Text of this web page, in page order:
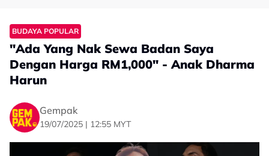
BUDAYA POPULAR
"Ada Yang Nak Sewa Badan Saya
Dengan Harga RM1,000" - Anak Dharma
Harun
Gempak
19/07/2025 | 12:55 MYT